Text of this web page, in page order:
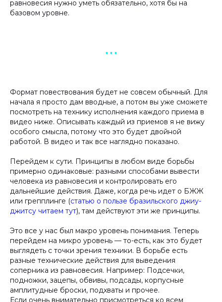
равновесия нужно уметь обязательно, хотя бы на
базовом уровне.
▪︎ ▪︎ ▪︎
Формат повествования будет не совсем обычный. Для
начала я просто дам вводные, а потом вы уже сможете
посмотреть на технику исполнения каждого приема в
видео ниже. Описывать каждый из приемов я не вижу
особого смысла, потому что это будет двойной
работой. В видео и так все наглядно показано.
Перейдем к сути. Принципы в любом виде борьбы
примерно одинаковые: разными способами вывести
человека из равновесия и контролировать его
дальнейшие действия. Даже, когда речь идет о БЖЖ
или грепплинге (статью о пользе бразильского джиу-
джитсу читаем тут), там действуют эти же принципы.
Это все у нас был макро уровень понимания. Теперь
перейдем на микро уровень — то-есть, как это будет
выглядеть с точки зрения техники. В борьбе есть
разные технические действия для выведения
соперника из равновесия. Например: Подсечки,
подножки, зацепы, обвивы, подсады, корпусные
амплитудные броски, подхваты и прочее.
Если очень внимательно присмотреться ко всем